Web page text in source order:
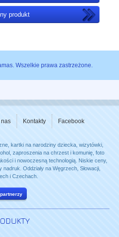
produkt
Wszelkie prawa zastrzeżone.
nas Kontakty Facebook
kartki na narodziny dziecka, wizytówki,
zaproszenia na chrzest i komunię, foto
i nowoczesną technologią. Niskie ceny,
Oddziały na Węgrzech, Słowacji,
i Czechach.
partnerzy